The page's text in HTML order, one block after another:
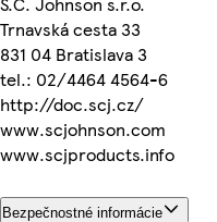
Trnavská cesta 33
831 04 Bratislava 3
tel.: 02/4464 4564-6
http://doc.scj.cz/
www.scjohnson.com
www.scjproducts.info
Bezpečnostné informácie